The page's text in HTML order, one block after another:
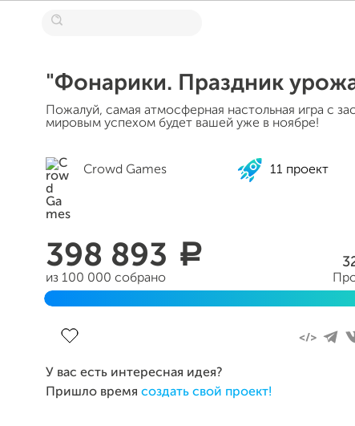
"Фонарики. Праздник
Пожалуй, самая атмосферная настольная игра с
мировым успехом будет вашей уже в ноябре!
Crowd Games 11 проект
398 893 a
из 100 000 собрано
У вас есть интересная идея?
Пришло время создать свой проект!